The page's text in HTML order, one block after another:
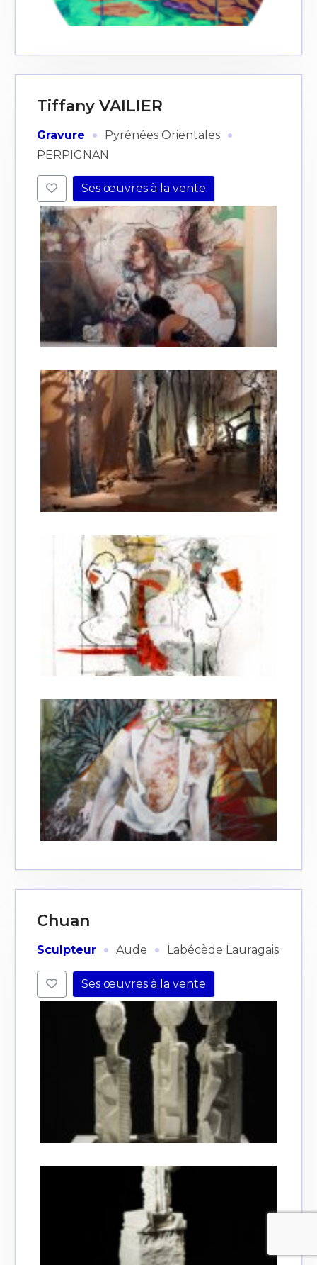
Tiffany VAILIER
Gravure · Pyrénées Orientales ·
PERPIGNAN
Ses œuvres à la vente
Chuan
Sculpteur · Aude · Labécède Lauragais
Ses œuvres à la vente